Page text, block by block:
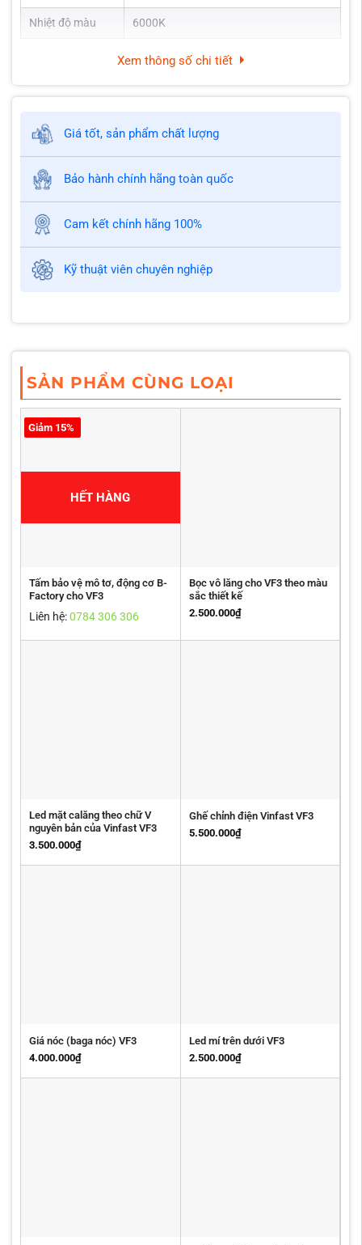
Nhiệt độ màu 6000K
Xem thông số chi tiết
Giá tốt, sản phẩm chất lượng
Bảo hành chính hãng toàn quốc
Cam kết chính hãng 100%
Kỹ thuật viên chuyên nghiệp
SẢN PHẨM CÙNG LOẠI
Giảm 15%
HẾT HÀNG
Tấm bảo vệ mô tơ, động cơ B-
Factory cho VF3
Liên hệ:0784 306 306
Bọc vô lăng cho VF3 theo màu
sắc thiết kế
2.500.000₫
Led mặt calăng theo chữ V
nguyên bản của Vinfast VF3
3.500.000₫
Ghế chỉnh điện Vinfast VF3
5.500.000₫
Giá nóc (baga nóc) VF3
4.000.000₫
Led mí trên dưới VF3
2.500.000₫